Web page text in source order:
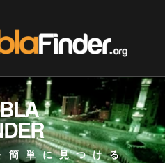
簡単に見つける